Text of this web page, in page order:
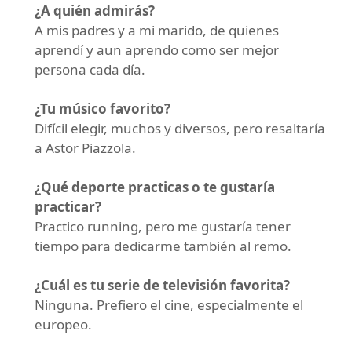
¿A quién admirás?
A mis padres y a mi marido, de quienes
aprendí y aun aprendo como ser mejor
persona cada día.
¿Tu músico favorito?
Difícil elegir, muchos y diversos, pero resaltaría
a Astor Piazzola.
¿Qué deporte practicas o te gustaría
practicar?
Practico running, pero me gustaría tener
tiempo para dedicarme también al remo.
¿Cuál es tu serie de televisión favorita?
Ninguna. Prefiero el cine, especialmente el
europeo.